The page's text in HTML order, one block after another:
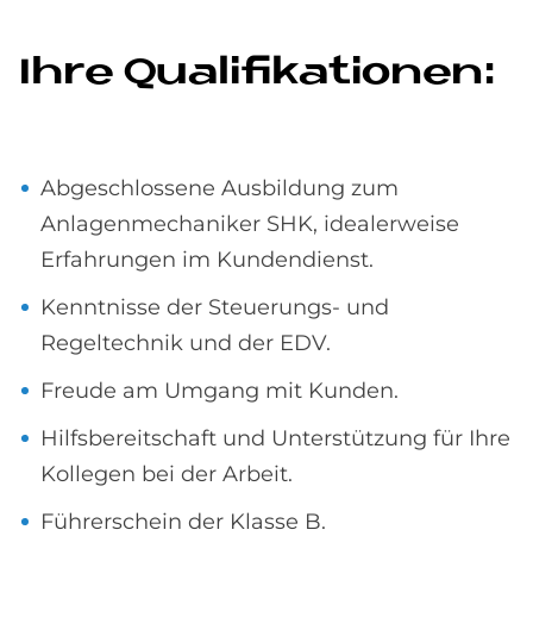
Ihre Qua­li­fi­ka­tio­nen:
Abgeschlossene Ausbildung zum
Anlagenmechaniker SHK, idealerweise
Erfahrungen im Kundendienst.
Kenntnisse der Steuerungs- und
Regeltechnik und der EDV.
Freude am Umgang mit Kunden.
Hilfsbereitschaft und Unterstützung für Ihre
Kollegen bei der Arbeit.
Führerschein der Klasse B.